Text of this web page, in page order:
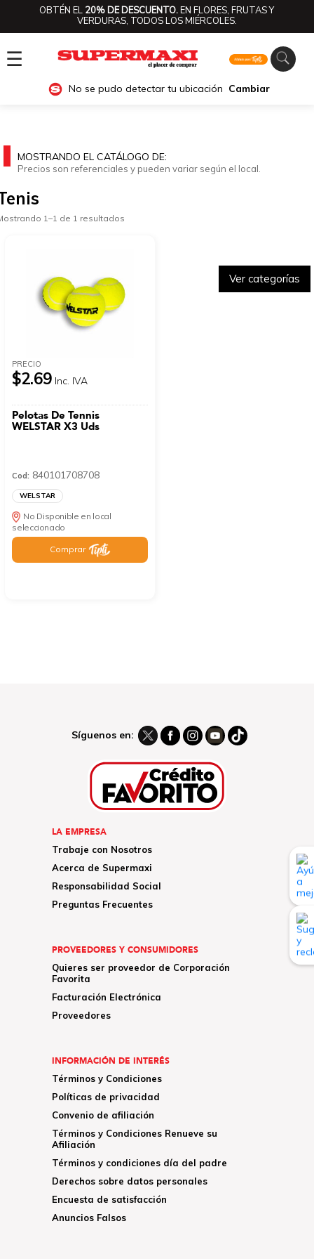
OBTÉN EL 20% DE DESCUENTO.EN FLORES, FRUTAS Y
VERDURAS, TODOS LOS MIÉRCOLES.
☰
No se pudo detectar tu ubicación Cambiar
Ver categorías
MOSTRANDO EL CATÁLOGO DE:
Precios son referenciales y pueden variar según el local.
1–1 de 1 resultados
PRECIO
$2.69 Inc. IVA
Pelotas De Tennis
WELSTAR X3 Uds
Cod: 840101708708
WELSTAR
No Disponible en local
seleccionado
Comprar
Síguenos en:
LA EMPRESA
Trabaje con Nosotros
Acerca de Supermaxi
Responsabilidad Social
Preguntas Frecuentes
PROVEEDORES Y CONSUMIDORES
Quieres ser proveedor de Corporación
Favorita
Facturación Electrónica
Proveedores
INFORMACIÓN DE INTERÉS
Términos y Condiciones
Políticas de privacidad
Convenio de afiliación
Términos y Condiciones Renueve su
Afiliación
Términos y condiciones día del padre
Derechos sobre datos personales
Encuesta de satisfacción
Anuncios Falsos